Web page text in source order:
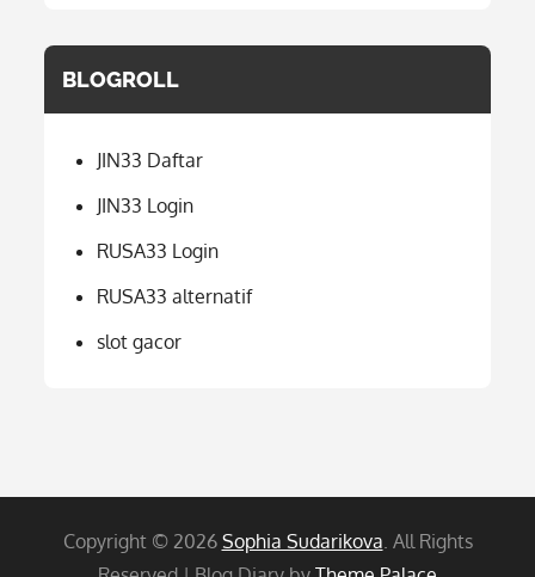
BLOGROLL
JIN33 Daftar
JIN33 Login
RUSA33 Login
RUSA33 alternatif
slot gacor
Copyright © 2026 Sophia Sudarikova. All Rights